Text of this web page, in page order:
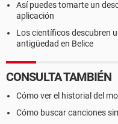
Así puedes tomarte un
aplicación
Los científicos descubren
antigüedad en Belice
CONSULTA TAMBIÉN
Cómo ver el historial del
Cómo buscar canciones